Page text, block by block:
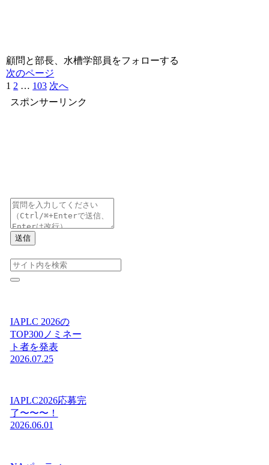
顧問と部長、水槽学部員をフォローする
次のページ
1 2 … 103 次へ
スポンサーリンク
送信
IAPLC 2026の
TOP300ノミネー
ト者を発表
2026.07.25
IAPLC2026応募完
了〜〜〜！
2026.06.01